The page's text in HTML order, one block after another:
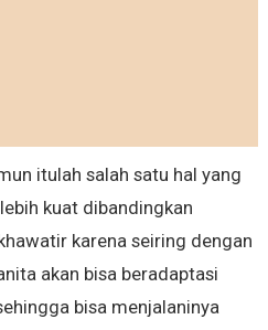
itulah salah satu hal yang
kuat dibandingkan
karena seiring dengan
akan bisa beradaptasi
bisa menjalaninya